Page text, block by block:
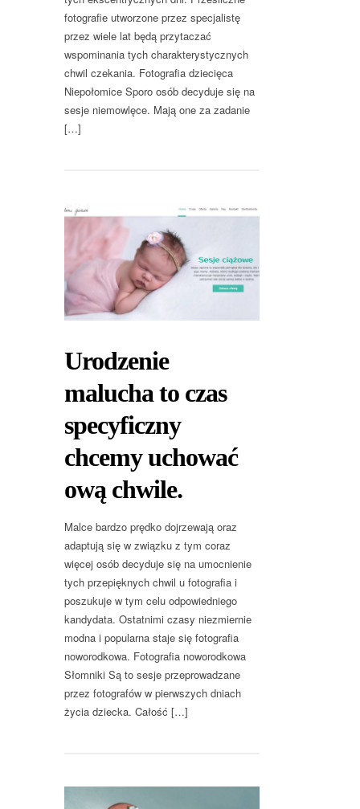
fotografie utworzone przez specjalistę
przez wiele lat będą przytaczać
wspominania tych charakterystycznych
chwil czekania. Fotografia dziecięca
Niepołomice Sporo osób decyduje się na
sesje niemowlęce. Mają one za zadanie
[…]
Urodzenie
malucha to czas
specyficzny
chcemy uchować
ową chwile.
Malce bardzo prędko dojrzewają oraz
adaptują się w związku z tym coraz
więcej osób decyduje się na umocnienie
tych przepięknych chwil u fotografia i
poszukuje w tym celu odpowiedniego
kandydata. Ostatnimi czasy niezmiernie
modna i popularna staje się fotografia
noworodkowa. Fotografia noworodkowa
Słomniki Są to sesje przeprowadzane
przez fotografów w pierwszych dniach
życia dziecka. Całość […]